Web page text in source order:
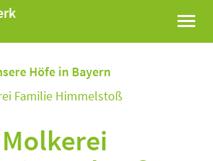
Höfe in Bayern
Familie Himmelstoß